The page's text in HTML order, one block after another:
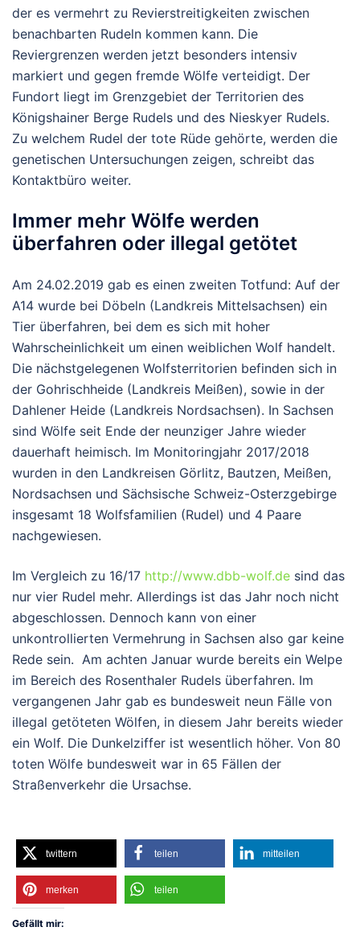
der es vermehrt zu Revierstreitigkeiten zwischen
benachbarten Rudeln kommen kann. Die
Reviergrenzen werden jetzt besonders intensiv
markiert und gegen fremde Wölfe verteidigt. Der
Fundort liegt im Grenzgebiet der Territorien des
Königshainer Berge Rudels und des Nieskyer Rudels.
Zu welchem Rudel der tote Rüde gehörte, werden die
genetischen Untersuchungen zeigen, schreibt das
Kontaktbüro weiter.
Immer mehr Wölfe werden
überfahren oder illegal getötet
Am 24.02.2019 gab es einen zweiten Totfund: Auf der
A14 wurde bei Döbeln (Landkreis Mittelsachsen) ein
Tier überfahren, bei dem es sich mit hoher
Wahrscheinlichkeit um einen weiblichen Wolf handelt.
Die nächstgelegenen Wolfsterritorien befinden sich in
der Gohrischheide (Landkreis Meißen), sowie in der
Dahlener Heide (Landkreis Nordsachsen). In Sachsen
sind Wölfe seit Ende der neunziger Jahre wieder
dauerhaft heimisch. Im Monitoringjahr 2017/2018
wurden in den Landkreisen Görlitz, Bautzen, Meißen,
Nordsachsen und Sächsische Schweiz-Osterzgebirge
insgesamt 18 Wolfsfamilien (Rudel) und 4 Paare
nachgewiesen.
Im Vergleich zu 16/17 http://www.dbb-wolf.de sind das
nur vier Rudel mehr. Allerdings ist das Jahr noch nicht
abgeschlossen. Dennoch kann von einer
unkontrollierten Vermehrung in Sachsen also gar keine
Rede sein. Am achten Januar wurde bereits ein Welpe
im Bereich des Rosenthaler Rudels überfahren. Im
vergangenen Jahr gab es bundesweit neun Fälle von
illegal getöteten Wölfen, in diesem Jahr bereits wieder
ein Wolf. Die Dunkelziffer ist wesentlich höher. Von 80
toten Wölfe bundesweit war in 65 Fällen der
Straßenverkehr die Ursachse.
twittern teilen mitteilen
merken teilen
Gefällt mir: